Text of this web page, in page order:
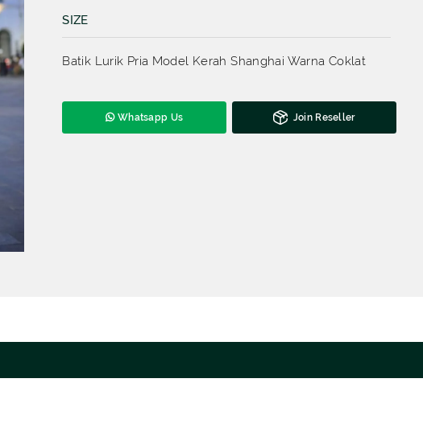
SIZE
Batik Lurik Pria Model Kerah Shanghai Warna Coklat
Whatsapp Us Join Reseller